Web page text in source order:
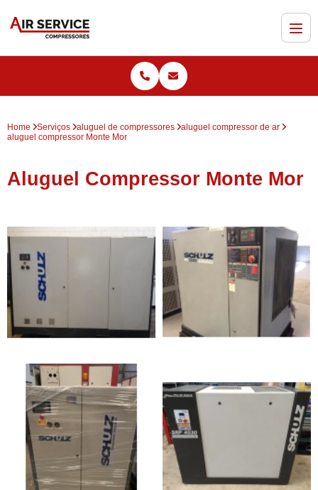
Home Serviços aluguel de compressores
aluguel compressor de ar
aluguel compressor Monte Mor
Aluguel Compressor Monte Mor